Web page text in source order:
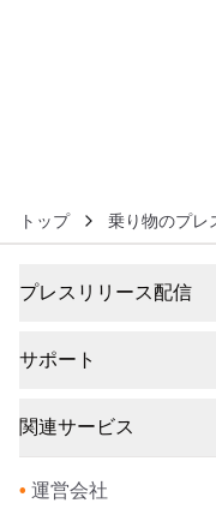
トップ 乗り物のプレ
プレスリリース配信
サポート
関連サービス
• 運営会社